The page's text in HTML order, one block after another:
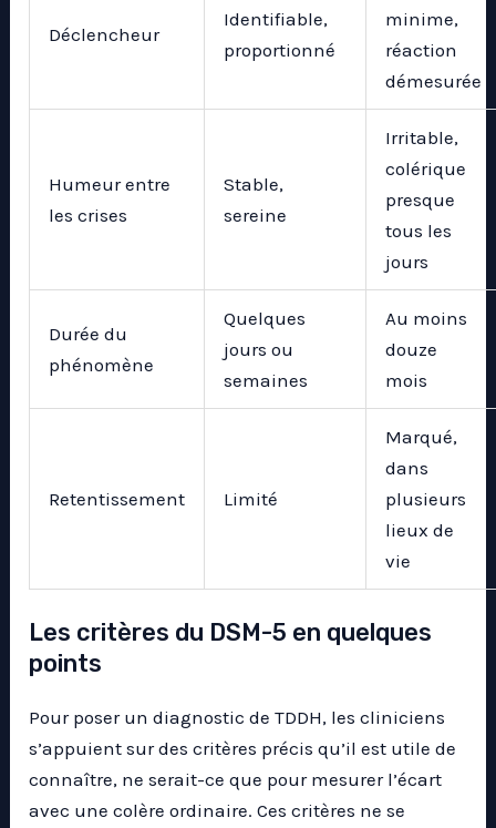
Déclencheur
Identifiable,
proportionné
minime,
réaction
démesurée
Humeur entre
les crises
Stable,
sereine
Irritable,
colérique
presque
tous les
jours
Durée du
phénomène
Quelques
jours ou
semaines
Au moins
douze
mois
Retentissement Limité
Marqué,
dans
plusieurs
lieux de
vie
Les critères du DSM-5 en quelques
points
Pour poser un diagnostic de TDDH, les cliniciens
s’appuient sur des critères précis qu’il est utile de
connaître, ne serait-ce que pour mesurer l’écart
avec une colère ordinaire. Ces critères ne se